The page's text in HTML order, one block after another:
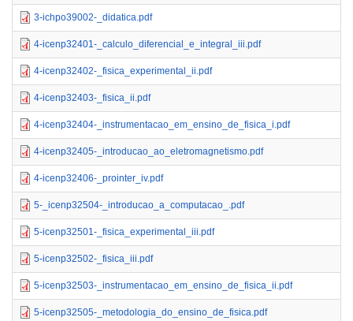
3-ichpo39002-_didatica.pdf
4-icenp32401-_calculo_diferencial_e_integral_iii.pdf
4-icenp32402-_fisica_experimental_ii.pdf
4-icenp32403-_fisica_ii.pdf
4-icenp32404-_instrumentacao_em_ensino_de_fisica_i.pdf
4-icenp32405-_introducao_ao_eletromagnetismo.pdf
4-icenp32406-_prointer_iv.pdf
5-_icenp32504-_introducao_a_computacao_.pdf
5-icenp32501-_fisica_experimental_iii.pdf
5-icenp32502-_fisica_iii.pdf
5-icenp32503-_instrumentacao_em_ensino_de_fisica_ii.pdf
5-icenp32505-_metodologia_do_ensino_de_fisica.pdf